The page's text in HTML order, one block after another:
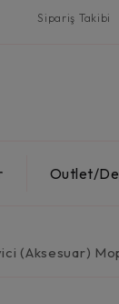
Sipariş Takibi
Outlet/
(Aksesuar)